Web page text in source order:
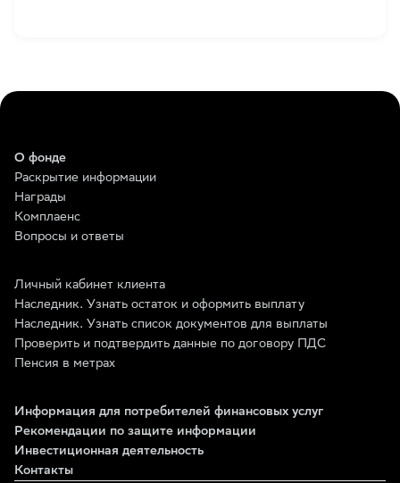
О фонде
Раскрытие информации
Награды
Комплаенс
Вопросы и ответы
Личный кабинет клиента
Наследник. Узнать остаток и оформить выплату
Наследник. Узнать список документов для выплаты
Проверить и подтвердить данные по договору ПДС
Пенсия в метрах
Информация для потребителей финансовых услуг
Рекомендации по защите информации
Инвестиционная деятельность
Контакты